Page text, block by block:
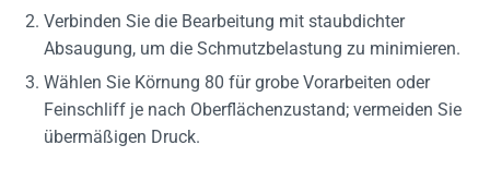
Verbinden Sie die Bearbeitung mit staubdichter
Absaugung, um die Schmutzbelastung zu minimieren.
Wählen Sie Körnung 80 für grobe Vorarbeiten oder
Feinschliff je nach Oberflächenzustand; vermeiden Sie
übermäßigen Druck.